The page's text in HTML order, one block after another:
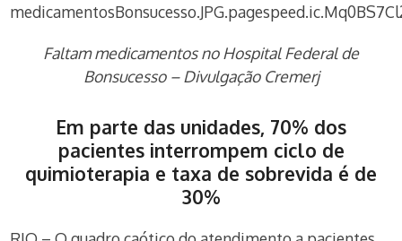
Faltam medicamentos no Hospital Federal de
Bonsucesso – Divulgação Cremerj
Em parte das unidades, 70% dos
pacientes interrompem ciclo de
quimioterapia e taxa de sobrevida é de
30%